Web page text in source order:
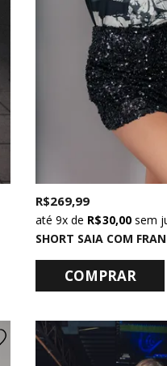
R$ 269,99
9x de R$ 30,00sem
COMPRAR